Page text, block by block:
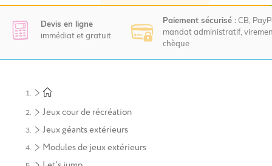
Devis en ligne
immédiat et gratuit
Paiement sécurisé : CB,
mandat administratif,
chèque
invitons
contacter
le
service
commercial
Jeux cour de récréation
Jeux géants extérieurs
Modules de jeux extérieurs